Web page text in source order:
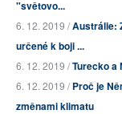
"světovo...
6. 12. 2019 /Austrálie:
určené k boji ...
6. 12. 2019 /Turecko a
6. 12. 2019 /Proč je
změnami klimatu